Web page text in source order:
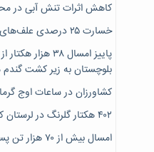
کاهش اثرات تنش آبی در
خسارت ۲۵ درصدی علف‌های هرز به محصولات کشاورزی
پاییز امسال ۳۸
بلوچستان به زیر کشت
کشاورزان در ساعات اوج گرما
۴۰۲ هکتار گلرنگ در لرستان کشت شده است
امسال بیش از ۷۰ هزار تن پسته در رفسنجان برداشت می‌شود